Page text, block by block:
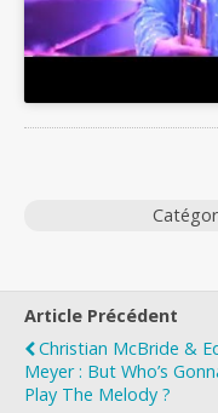
Article Précédent
Christian McBride &
Meyer : But Who’s
Play The Melody ?